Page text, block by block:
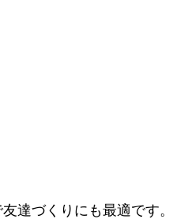
達づくりにも最適です。